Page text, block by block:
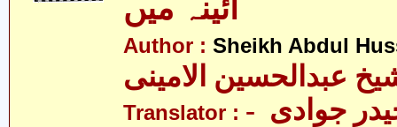
آئینہ میں
Author : Sheikh Abdul
عبدالحسین الامینی
Translator : جوادی